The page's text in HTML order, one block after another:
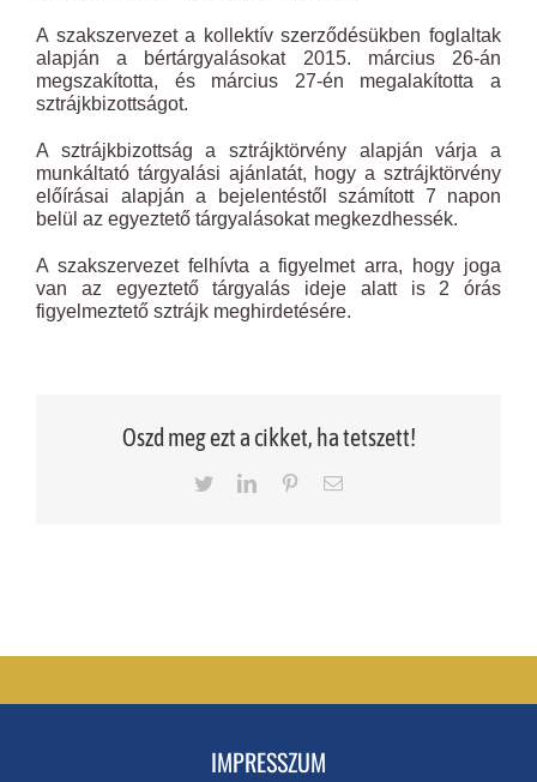
A szakszervezet a kollektív szerződésükben foglaltak
alapján a bértárgyalásokat 2015. március 26-án
megszakította, és március 27-én megalakította a
sztrájkbizottságot.
A sztrájkbizottság a sztrájktörvény alapján várja a
munkáltató tárgyalási ajánlatát, hogy a sztrájktörvény
előírásai alapján a bejelentéstől számított 7 napon
belül az egyeztető tárgyalásokat megkezdhessék.
A szakszervezet felhívta a figyelmet arra, hogy joga
van az egyeztető tárgyalás ideje alatt is 2 órás
figyelmeztető sztrájk meghirdetésére.
Oszd meg ezt a cikket, ha tetszett!
TwitterLinkedInPinterestEmail
IMPRESSZUM